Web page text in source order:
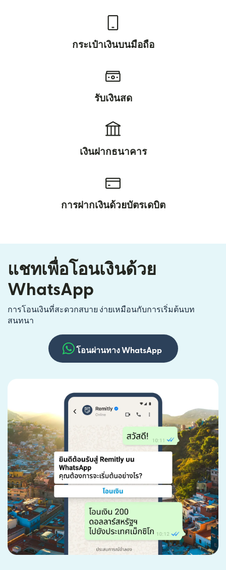
กระเป๋าเงินบนมือถือ
รับเงินสด
เงินฝากธนาคาร
การฝากเงินด้วยบัตรเดบิต
แชทเพื่อโอนเงินด้วย
WhatsApp
การโอนเงินที่สะดวกสบาย ง่ายเหมือนกับการเริ่มต้นบท
สนทนา
โอนผ่านทาง WhatsApp